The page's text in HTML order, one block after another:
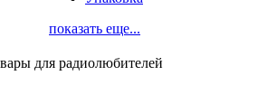
показать еще...
для радиолюбителей